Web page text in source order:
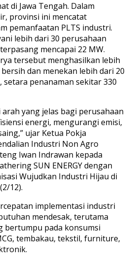
di Jawa Tengah. Dalam
provinsi ini mencatat
pemanfaatan PLTS industri.
lebih dari 30 perusahaan
mencapai 22 MW.
tersebut menghasilkan lebih
dan menekan lebih dari 20
setara penanaman sekitar 330
yang jelas bagi perusahaan
energi, mengurangi emisi,
ujar Ketua Pokja
Industri Non Agro
Iwan Indrawan kepada
SUN ENERGY dengan
Wujudkan Industri Hijau di
12).
implementasi industri
mendesak, terutama
bertumpu pada konsumsi
tembakau, tekstil, furniture,